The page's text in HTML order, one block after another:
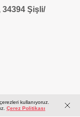
34394 Şişli/
kullanıyoruz.
Çerez Politikası